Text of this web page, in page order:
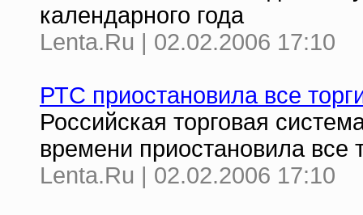
календарного года
Lenta.Ru | 02.02.2006 17:10
РТС приостановила все
Российская торговая
времени приостановила все
Lenta.Ru | 02.02.2006 17:10